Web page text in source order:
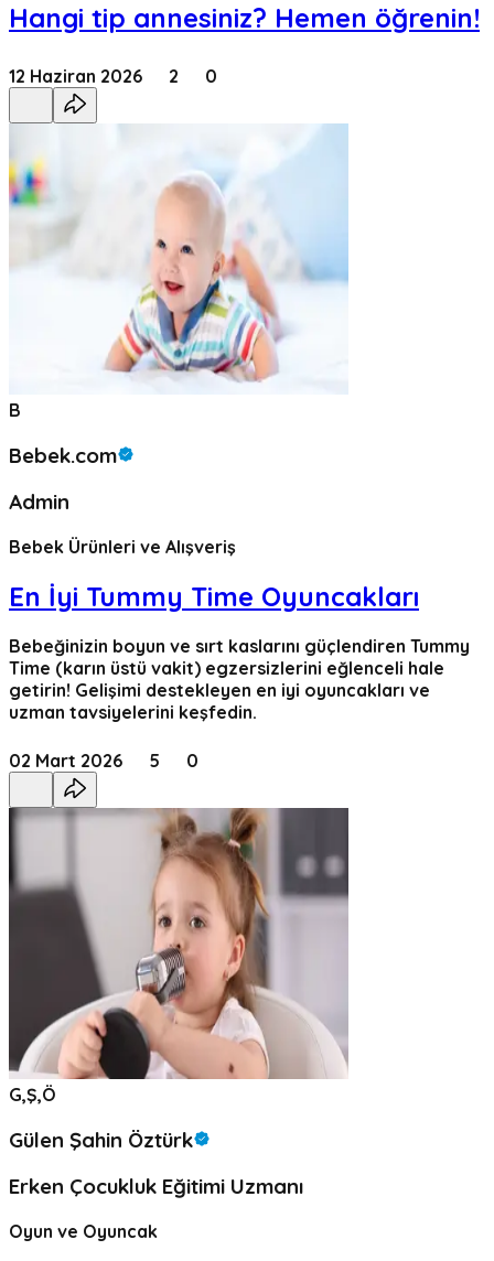
Hangi tip annesiniz? Hemen öğrenin!
12 Haziran 2026 2 0
B
Bebek.com
Admin
Bebek Ürünleri ve Alışveriş
En İyi Tummy Time Oyuncakları
Bebeğinizin boyun ve sırt kaslarını güçlendiren Tummy
Time (karın üstü vakit) egzersizlerini eğlenceli hale
getirin! Gelişimi destekleyen en iyi oyuncakları ve
uzman tavsiyelerini keşfedin.
02 Mart 2026 5 0
G,Ş,Ö
Gülen Şahin Öztürk
Erken Çocukluk Eğitimi Uzmanı
Oyun ve Oyuncak